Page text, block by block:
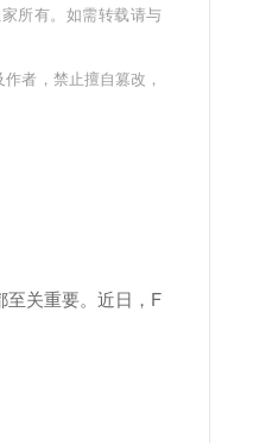
所有。如需转载请与
者，禁止擅自篡改，
至关重要。近日，F